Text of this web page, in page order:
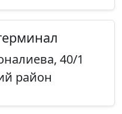
40/1
район